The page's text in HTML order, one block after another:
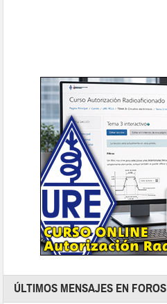
ÚLTIMOS MENSAJES EN FOROS